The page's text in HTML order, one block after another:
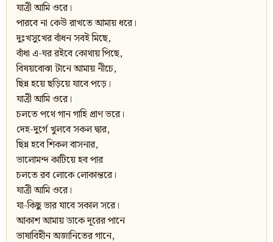
যাত্রী আমি ওরে।
পারবে না কেউ রাখতে আমায় ধরে।
দুঃখসুখের বাঁধন সবই মিছে,
বাঁধা এ-ঘর রইবে কোথায় পিছে,
বিষয়বোঝা টানে আমায় নীচে,
ছিন্ন হয়ে ছড়িয়ে যাবে পড়ে।
যাত্রী আমি ওরে।
চলতে পথে গান গাহি প্রাণ ভরে।
দেহ-দুর্গে খুলবে সকল দ্বার,
ছিন্ন হবে শিকল বাসনার,
ভালোমন্দ কাটিয়ে হব পার
চলতে রব লোকে লোকান্তরে।
যাত্রী আমি ওরে।
যা-কিছু ভার যাবে সকাল সরে।
আকাশ আমায় ডাকে দূরের পানে
ভাষাবিহীন অজানিতের গানে,